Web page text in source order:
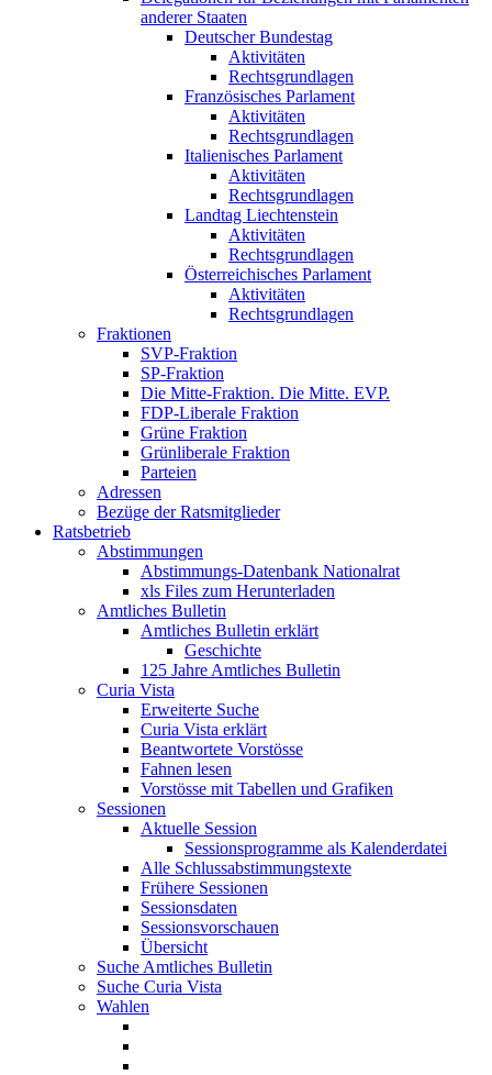
anderer Staaten
Deutscher Bundestag
Aktivitäten
Rechtsgrundlagen
Französisches Parlament
Aktivitäten
Rechtsgrundlagen
Italienisches Parlament
Aktivitäten
Rechtsgrundlagen
Landtag Liechtenstein
Aktivitäten
Rechtsgrundlagen
Österreichisches Parlament
Aktivitäten
Rechtsgrundlagen
Fraktionen
SVP-Fraktion
SP-Fraktion
Die Mitte-Fraktion. Die Mitte. EVP.
FDP-Liberale Fraktion
Grüne Fraktion
Grünliberale Fraktion
Parteien
Adressen
Bezüge der Ratsmitglieder
Ratsbetrieb
Abstimmungen
Abstimmungs-Datenbank Nationalrat
xls Files zum Herunterladen
Amtliches Bulletin
Amtliches Bulletin erklärt
Geschichte
125 Jahre Amtliches Bulletin
Curia Vista
Erweiterte Suche
Curia Vista erklärt
Beantwortete Vorstösse
Fahnen lesen
Vorstösse mit Tabellen und Grafiken
Sessionen
Aktuelle Session
Sessionsprogramme als Kalenderdatei
Alle Schlussabstimmungstexte
Frühere Sessionen
Sessionsdaten
Sessionsvorschauen
Übersicht
Suche Amtliches Bulletin
Suche Curia Vista
Wahlen